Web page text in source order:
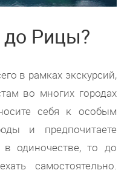
до Рицы?
в рамках экскурсий,
во многих городах
себя к особым
и предпочитаете
в одиночестве, то до
самостоятельно.